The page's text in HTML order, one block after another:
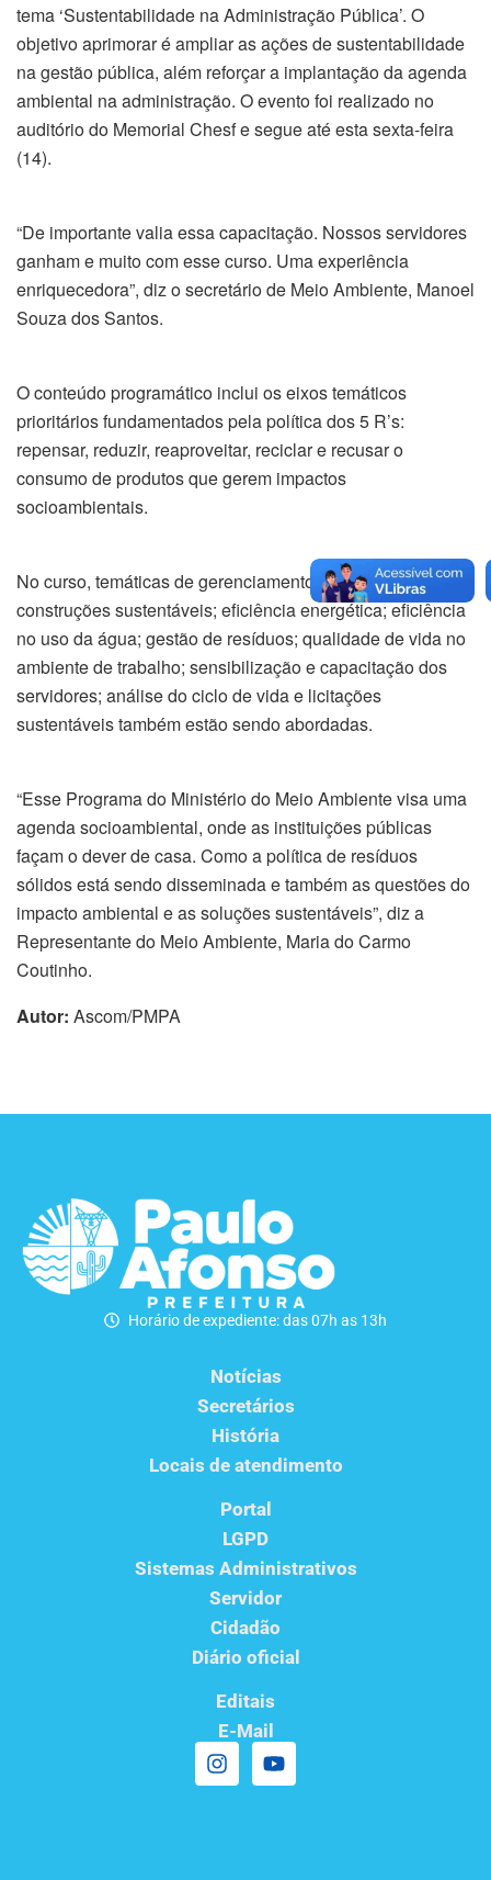
tema ‘Sustentabilidade na Administração Pública’. O
objetivo aprimorar é ampliar as ações de sustentabilidade
na gestão pública, além reforçar a implantação da agenda
ambiental na administração. O evento foi realizado no
auditório do Memorial Chesf e segue até esta sexta-feira
(14).
“De importante valia essa capacitação. Nossos servidores
ganham e muito com esse curso. Uma experiência
enriquecedora”, diz o secretário de Meio Ambiente, Manoel
Souza dos Santos.
O conteúdo programático inclui os eixos temáticos
prioritários fundamentados pela política dos 5 R’s:
repensar, reduzir, reaproveitar, reciclar e recusar o
consumo de produtos que gerem impactos
socioambientais.
No curso, temáticas de gerenciamento de projetos;
construções sustentáveis; eficiência energética; eficiência
no uso da água; gestão de resíduos; qualidade de vida no
ambiente de trabalho; sensibilização e capacitação dos
servidores; análise do ciclo de vida e licitações
sustentáveis também estão sendo abordadas.
“Esse Programa do Ministério do Meio Ambiente visa uma
agenda socioambiental, onde as instituições públicas
façam o dever de casa. Como a política de resíduos
sólidos está sendo disseminada e também as questões do
impacto ambiental e as soluções sustentáveis”, diz a
Representante do Meio Ambiente, Maria do Carmo
Coutinho.
Autor: Ascom/PMPA
Horário de expediente: das 07h as 13h
Notícias
Secretários
História
Locais de atendimento
Portal
LGPD
Sistemas Administrativos
Servidor
Cidadão
Diário oficial
Editais
E-Mail